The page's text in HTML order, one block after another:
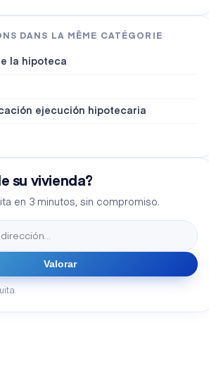
DANS LA MÊME CATÉGORIE
la hipoteca
ejecución hipotecaria
su vivienda?
en 3 minutos, sin compromiso.
Valorar